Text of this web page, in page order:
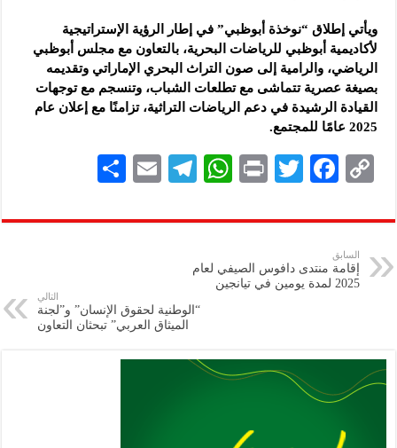
ويأتي إطلاق “نوخذة أبوظبي” في إطار الرؤية الإستراتيجية
لأكاديمية أبوظبي للرياضات البحرية، بالتعاون مع مجلس أبوظبي
الرياضي، والرامية إلى صون التراث البحري الإماراتي وتقديمه
بصيغة عصرية تتماشى مع تطلعات الشباب، وتنسجم مع توجهات
القيادة الرشيدة في دعم الرياضات التراثية، تزامنًا مع إعلان عام
2025 عامًا للمجتمع.
C
p
y
Li
F
eb
k
T
tt
P
nt
W
at
A
p
p
Te
gr
E
ai
ar
السابق
إقامة منتدى دافوس الصيفي لعام
2025 لمدة يومين في تيانجين
التالي
“الوطنية لحقوق الإنسان” و”لجنة
الميثاق العربي” تبحثان التعاون